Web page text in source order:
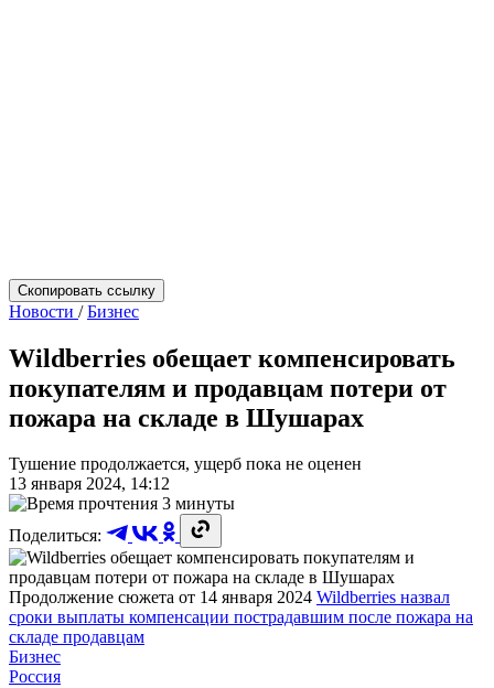
Скопировать ссылку
Новости /Бизнес
Wildberries обещает компенсировать
покупателям и продавцам потери от
пожара на складе в Шушарах
Тушение продолжается, ущерб пока не оценен
13 января 2024, 14:12
3 минуты
Поделиться:
Продолжение сюжета от 14 января 2024 Wildberries назвал
сроки выплаты компенсации пострадавшим после пожара на
складе продавцам
Бизнес
Россия